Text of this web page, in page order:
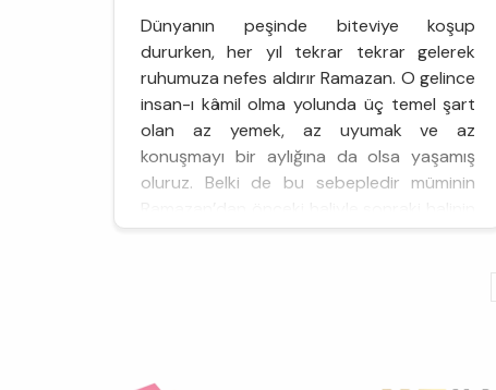
Dünyanın peşinde biteviye koşup
dururken, her yıl tekrar tekrar gelerek
ruhumuza nefes aldırır Ramazan. O gelince
insan-ı kâmil olma yolunda üç temel şart
olan az yemek, az uyumak ve az
konuşmayı bir aylığına da olsa yaşamış
oluruz. Belki de bu sebepledir müminin
bir olmayacağı müjdesi. Gökten yere bir